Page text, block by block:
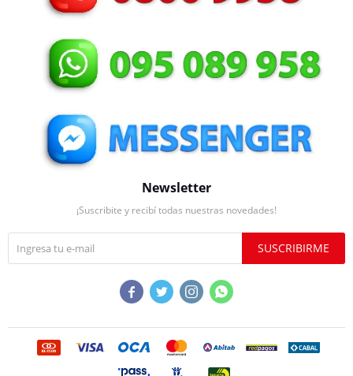
Newsletter
¡Suscribite y recibí todas nuestras novedades!
SUSCRIBIRME
   